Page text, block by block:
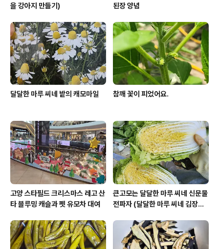
을 강아지 만들기)
된장 양념
달달한 마루 씨네 밭의 캐모마일 참깨 꽃이 피었어요.
고양 스타필드 크리스마스 레고 산
타 블루밍 캐슬과 펫 유모차 대여
큰고모는 달달한 마루 씨네 신문물
전파자 (달달한 마루 씨네 김장하